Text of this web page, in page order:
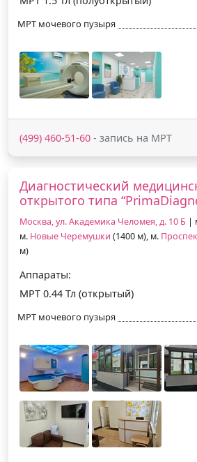
МРТ мочевого пузыря
(499) 460-51-60 - запись на МРТ
Диагностический
открытого типа
Москва, ул. Академика Челомея, д. 10 Б |
м. Новые Черемушки (1400 м), м.
м)
Аппараты:
МРТ 0.44 Тл (открытый)
МРТ мочевого пузыря